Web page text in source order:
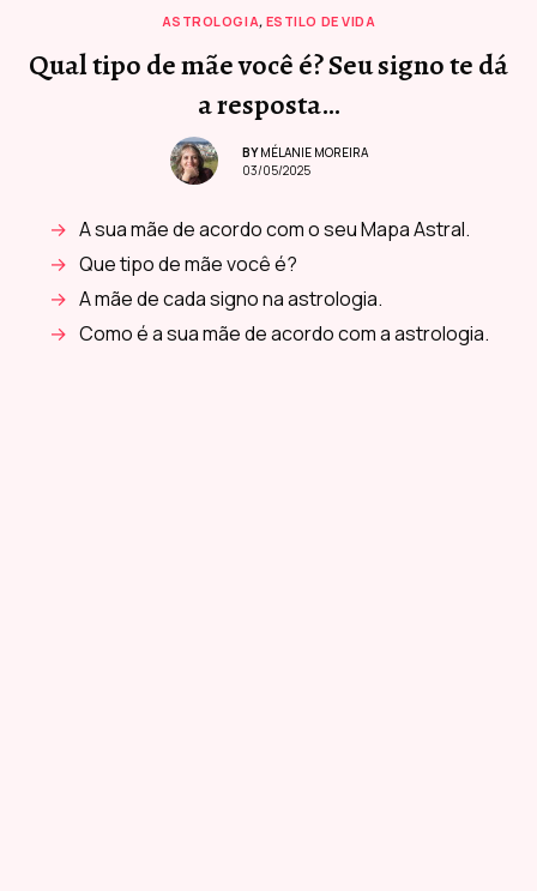
ASTROLOGIA, ESTILO DE VIDA
Qual tipo de mãe você é? Seu signo te dá
a resposta…
BY MÉLANIE MOREIRA
03/05/2025
A sua mãe de acordo com o seu Mapa Astral.
Que tipo de mãe você é?
A mãe de cada signo na astrologia.
Como é a sua mãe de acordo com a astrologia.